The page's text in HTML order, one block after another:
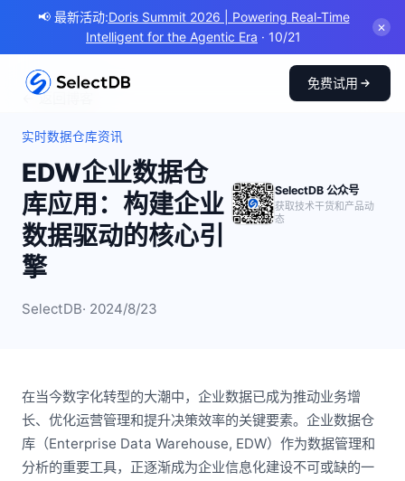
📢 最新活动:Doris Summit 2026 | Powering Real-Time
Intelligent for the Agentic Era · 10/21
✕
免费试用
← 返回博客
实时数据仓库资讯
EDW企业数据仓
库应用：构建企业
数据驱动的核心引
擎
SelectDB· 2024/8/23
SelectDB 公众号
获取技术干货和产品动
态
在当今数字化转型的大潮中，企业数据已成为推动业务增
长、优化运营管理和提升决策效率的关键要素。企业数据仓
库（Enterprise Data Warehouse, EDW）作为数据管理和
分析的重要工具，正逐渐成为企业信息化建设不可或缺的一